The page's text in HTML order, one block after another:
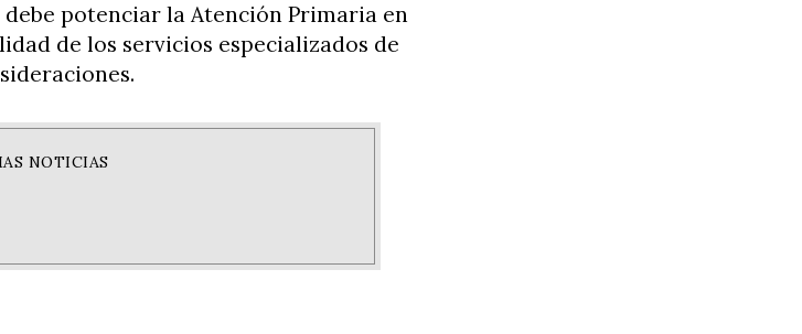
potenciar la Atención Primaria en
de los servicios especializados de
NOTICIAS